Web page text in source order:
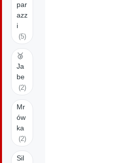
par
azz
i
(5)
🥉
Ja
be
(2)
Mr
ów
ka
(2)
Sil